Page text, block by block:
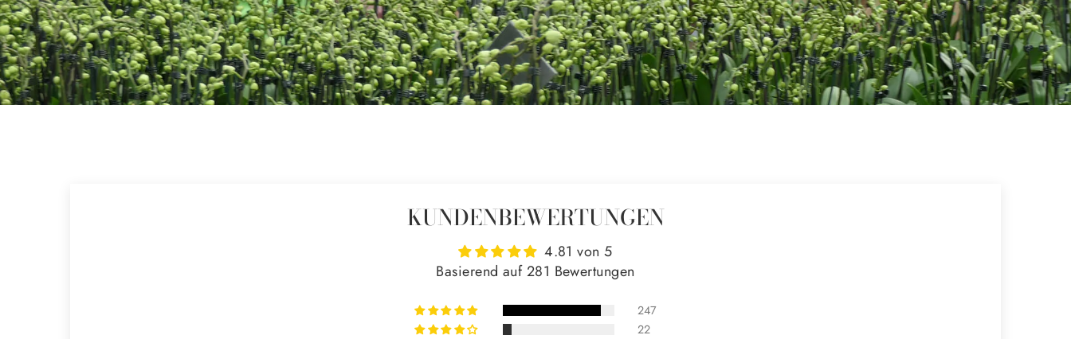
KUNDENBEWERTUNGEN
4.81 von 5
Basierend auf 281 Bewertungen
247
22